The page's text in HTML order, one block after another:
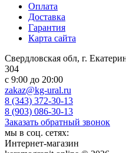
Оплата
Доставка
Гарантия
Карта сайта
Свердловская обл, г.
304
c 9:00 до 20:00
zakaz@kg-ural.ru
8 (343) 372-30-13
8 (903) 086-30-13
Заказать обратный звонок
мы в соц. сетях:
Интернет-магазин